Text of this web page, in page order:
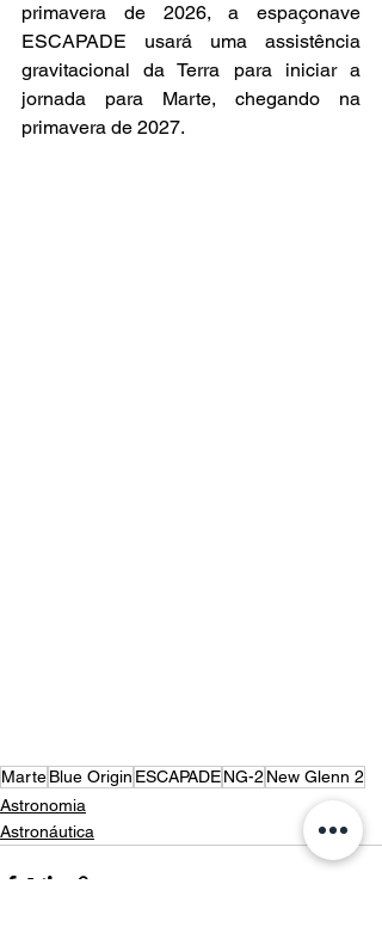
primavera de 2026, a espaçonave
ESCAPADE usará uma assistência
gravitacional da Terra para iniciar a
jornada para Marte, chegando na
primavera de 2027.
MarteBlue Origin ESCAPADENG-2 New Glenn 2
Astronomia
Astronáutica